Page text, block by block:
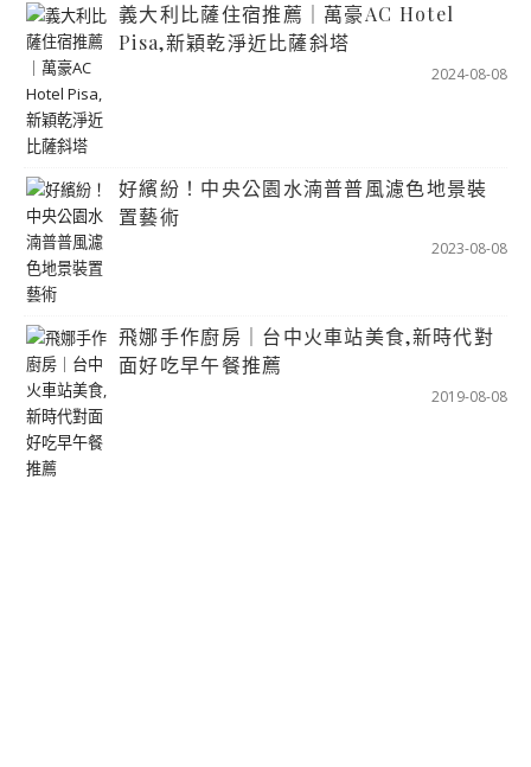
義大利比薩住宿推薦｜萬豪AC Hotel
Pisa,新穎乾淨近比薩斜塔
2024-08-08
好繽紛！中央公園水湳普普風濾色地景裝
置藝術
2023-08-08
飛娜手作廚房｜台中火車站美食,新時代對
面好吃早午餐推薦
2019-08-08